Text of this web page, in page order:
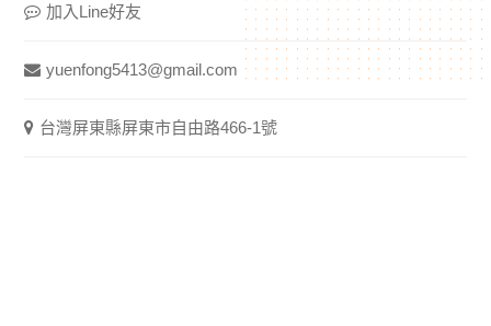
加入Line好友
yuenfong5413@gmail.com
台灣屏東縣屏東市自由路466-1號